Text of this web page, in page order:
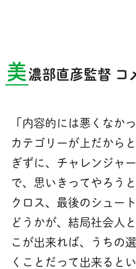
美 濃部直彦監督 コ
「内容的には悪くなか
カテゴリーが上だから
ぎずに、チャレンジャ
で、思いきってやろう
クロス、最後のシュー
どうかが、結局社会人
こが出来れば、うちの
くことだって出来ると